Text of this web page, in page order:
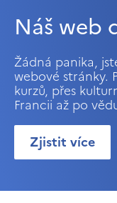
Náš web
Žádná panika,
webové stránky.
kurzů, přes
Francii až po
Zjistit více